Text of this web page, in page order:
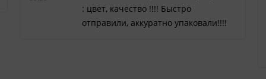
: цвет, качество !!!! Быстро
отправили, аккуратно упаковали!!!!